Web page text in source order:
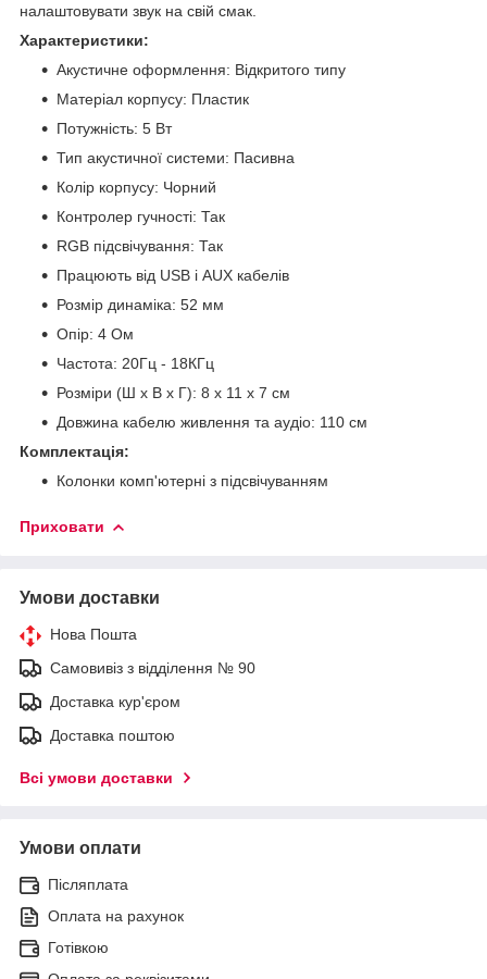
налаштовувати звук на свій смак.
Характеристики:
Акустичне оформлення: Відкритого типу
Матеріал корпусу: Пластик
Потужність: 5 Вт
Тип акустичної системи: Пасивна
Колір корпусу: Чорний
Контролер гучності: Так
RGB підсвічування: Так
Працюють від USB і AUX кабелів
Розмір динаміка: 52 мм
Опір: 4 Ом
Частота: 20Гц - 18КГц
Розміри (Ш х В х Г): 8 х 11 х 7 см
Довжина кабелю живлення та аудіо: 110 см
Комплектація:
Колонки комп'ютерні з підсвічуванням
Приховати
Умови доставки
Нова Пошта
Самовивіз з відділення № 90
Доставка кур'єром
Доставка поштою
Всі умови доставки
Умови оплати
Післяплата
Оплата на рахунок
Готівкою